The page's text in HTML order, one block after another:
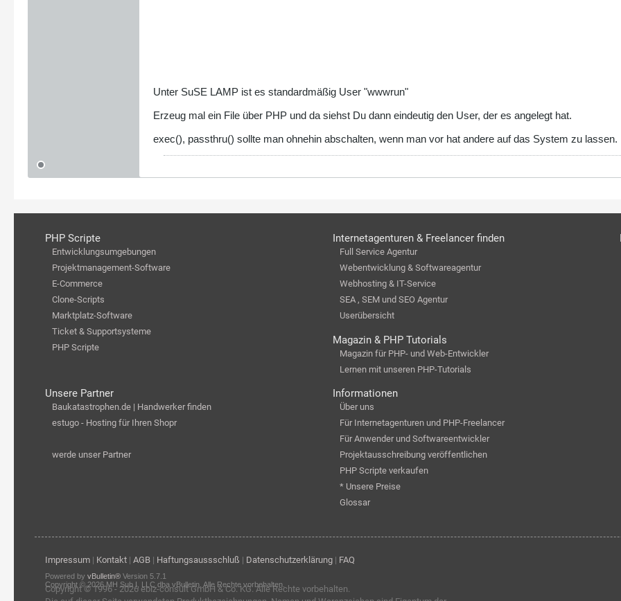
Unter SuSE LAMP ist es standardmäßig User "wwwrun"
Erzeug mal ein File über PHP und da siehst Du dann eindeutig den User, der es angelegt hat.
exec(), passthru() sollte man ohnehin abschalten, wenn man vor hat andere auf das System zu lassen.
PHP Scripte
Entwicklungsumgebungen
Projektmanagement-Software
E-Commerce
Clone-Scripts
Marktplatz-Software
Ticket & Supportsysteme
PHP Scripte
Internetagenturen & Freelancer finden
Full Service Agentur
Webentwicklung & Softwareagentur
Webhosting & IT-Service
SEA , SEM und SEO Agentur
Userübersicht
Magazin & PHP Tutorials
Magazin für PHP- und Web-Entwickler
Lernen mit unseren PHP-Tutorials
Unsere Partner
Baukatastrophen.de | Handwerker finden
estugo - Hosting für Ihren Shopr
werde unser Partner
Informationen
Über uns
Für Internetagenturen und PHP-Freelancer
Für Anwender und Softwareentwickler
Projektausschreibung veröffentlichen
PHP Scripte verkaufen
* Unsere Preise
Glossar
Impressum| Kontakt| AGB| Haftungsaussschluß | Datenschutzerklärung| FAQ
Copyright © 1996 - 2026 ebiz-consult GmbH & Co. KG. Alle Rechte vorbehalten.
Powered by vBulletin®Version 5.7.1
Copyright © 2026 MH Sub I, LLC dba vBulletin. Alle Rechte vorbehalten.